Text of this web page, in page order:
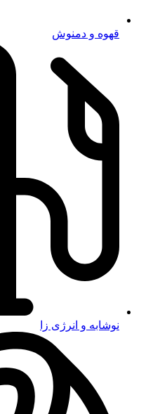
قهوه و دمنوش
نوشابه و انرژی زا